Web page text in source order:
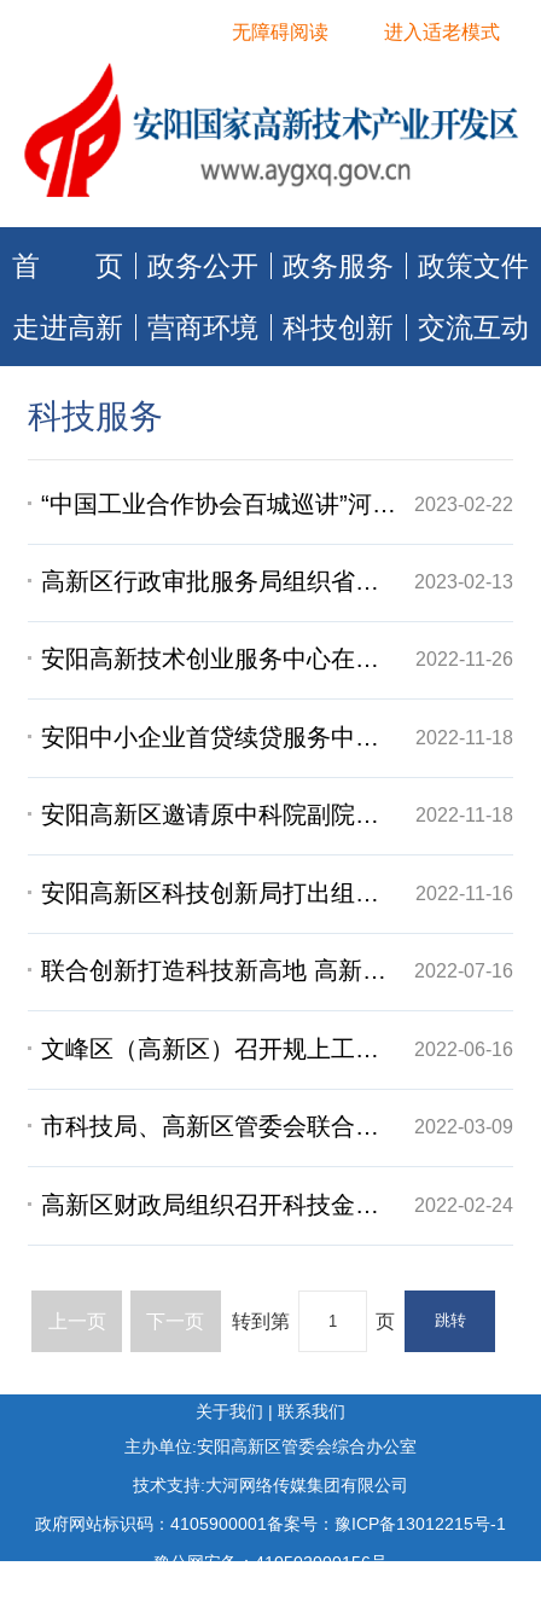
进入适老模式
无障碍阅读
首 页 政务公开 政务服务
政策文件
走进高新
营商环境 科技创新 交流互动
科技服务
“中国工业合作协会百城巡讲”河南首站在安阳高新区开讲 2023-02-22
高新区行政审批服务局组织省专家评委对环评项目开展复核 2023-02-13
安阳高新技术创业服务中心在火炬研发园召开创业导师聘任仪式 2022-11-26
安阳中小企业首贷续贷服务中心在安阳总部经济港挂牌运行 2022-11-18
安阳高新区邀请原中科院副院长杨柏龄为企业授课 2022-11-18
安阳高新区科技创新局打出组合拳 精准解决企业申报难题 2022-11-16
联合创新打造科技新高地 高新区管委会与建行安阳分行签署战略合作协议 2022-07-16
文峰区（高新区）召开规上工业企业研发全覆盖工作动员会 2022-06-16
市科技局、高新区管委会联合举办 “中原中小企业成长指数”培训会 2022-03-09
高新区财政局组织召开科技金融创新服务“十百千万”工作推进座谈会 2022-02-24
上一页 下一页 转到第 页
关于我们 | 联系我们
主办单位:安阳高新区管委会综合办公室
技术支持:大河网络传媒集团有限公司
政府网站标识码：4105900001备案号：豫ICP备13012215号-1
豫公网安备：410502000156号